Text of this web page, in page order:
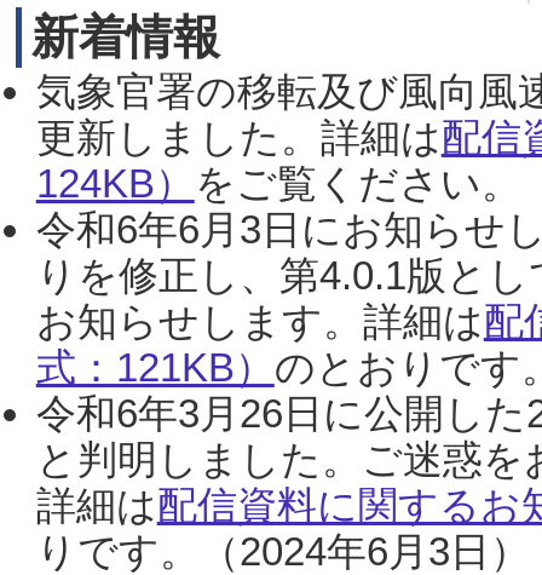
新着情報
気象官署の移転及び風向風
更新しました。詳細は配信
124KB） をご覧ください。
令和6年6月3日にお知らせ
りを修正し、第4.0.1版と
お知らせします。詳細は配
式：121KB） のとおりです
令和6年3月26日に公開し
と判明しました。ご迷惑
詳細は配信資料に関するお
りです。（2024年6月3日）